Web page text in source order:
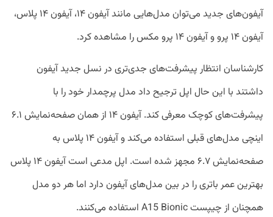
آیفون‌های جدید می‌توان مدل‌هایی مانند آیفون ۱۴، آیفون ۱۴ پلاس،
آیفون ۱۴ پرو و آیفون ۱۴ پرو مکس را مشاهده کرد.
کارشناسان انتظار پیشرفت‌های جدی‌تری در نسل جدید آیفون
داشتند با این حال اپل ترجیح داد مدل پرچمدار خود را با
پیشرفت‌های کوچک معرفی کند. آیفون ۱۴ از همان صفحه‌نمایش ۶.۱
اینچی مدل‌های قبلی استفاده می‌کند و آیفون ۱۴ پلاس به
صفحه‌نمایش ۶.۷ مجهز شده است. اپل مدعی است آیفون ۱۴ پلاس
بهترین عمر باتری را در بین مدل‌های آیفون دارد اما هر دو مدل
همچنان از چیپست A15 Bionic استفاده می‌کنند.